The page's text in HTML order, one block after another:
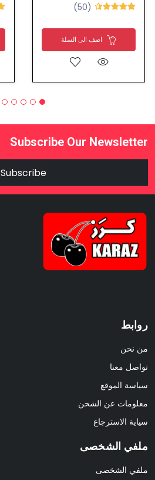
(50)
اضف الى السلة
Subscribe Our Newsletter
Subscribe
روابط
من نحن
تواصل معنا
سياسة الموقع
معلومات عن الشحن
سياية الاسترجاع
ملفي الشخصى
ملفي الشخصى